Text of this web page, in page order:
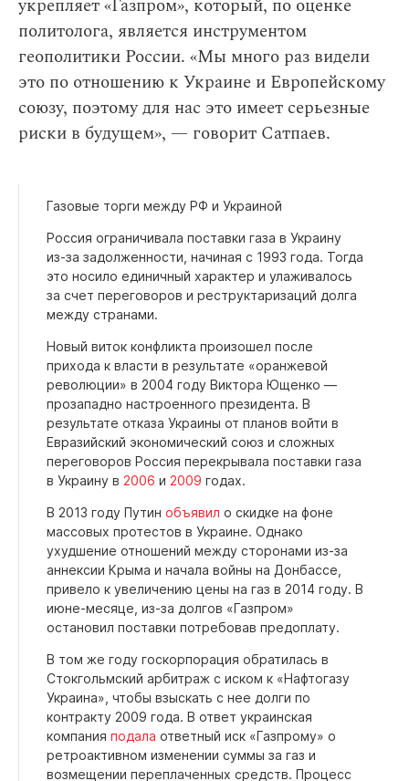
укрепляет «Газпром», который, по оценке
политолога, является инструментом
геополитики России. «Мы много раз видели
это по отношению к Украине и Европейскому
союзу, поэтому для нас это имеет серьезные
риски в будущем», — говорит Сатпаев.
Газовые торги между РФ и Украиной
Россия ограничивала поставки газа в Украину
из-за задолженности, начиная с 1993 года. Тогда
это носило единичный характер и улаживалось
за счет переговоров и реструктаризаций долга
между странами.
Новый виток конфликта произошел после
прихода к власти в результате «оранжевой
революции» в 2004 году Виктора Ющенко —
прозападно настроенного президента. В
результате отказа Украины от планов войти в
Евразийский экономический союз и сложных
переговоров Россия перекрывала поставки газа
в Украину в 2006 и 2009 годах.
В 2013 году Путин объявил о скидке на фоне
массовых протестов в Украине. Однако
ухудшение отношений между сторонами из-за
аннексии Крыма и начала войны на Донбассе,
привело к увеличению цены на газ в 2014 году. В
июне-месяце, из-за долгов «Газпром»
остановил поставки потребовав предоплату.
В том же году госкорпорация обратилась в
Стокгольмский арбитраж с иском к «Нафтогазу
Украина», чтобы взыскать с нее долги по
контракту 2009 года. В ответ украинская
компания подала ответный иск «Газпрому» о
ретроактивном изменении суммы за газ и
возмещении переплаченных средств. Процесс